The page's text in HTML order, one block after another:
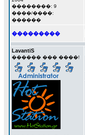
��������: 9
����/����:
������
���������
LavantiS
������ ��� ����!